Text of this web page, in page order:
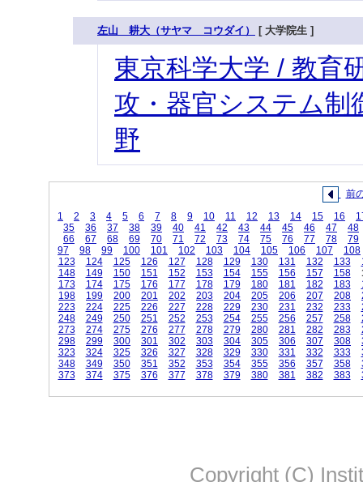
左山 耕大（サヤマ コウダイ） [ 大学院生 ]
東京科学大学 / 教育
攻・器官システム制
野
前
1
2 3 4 5 6 7 8 9 10 11 12 13 14 15 16
35
36 37 38 39 40 41 42 43 44 45 46 47
48
66
67 68 69 70 71 72 73 74 75 76 77 78
79
97
98 99 100 101 102 103 104 105 106 107
108
123
124 125 126 127 128 129 130 131 132 133
148
149 150 151 152 153 154 155 156 157 158
173
174 175 176 177 178 179 180 181 182 183
198
199 200 201 202 203 204 205 206 207 208
223
224 225 226 227 228 229 230 231 232 233
248
249 250 251 252 253 254 255 256 257 258
273
274 275 276 277 278 279 280 281 282 283
298
299 300 301 302 303 304 305 306 307 308
323
324 325 326 327 328 329 330 331 332 333
348
349 350 351 352 353 354 355 356 357 358
373
374 375 376 377 378 379 380 381 382 383
Copyright (C)